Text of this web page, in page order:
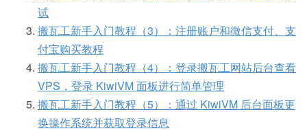
试
搬瓦工新手入门教程（3）：注册账户和微信支付、支
付宝购买教程
搬瓦工新手入门教程（4）：登录搬瓦工网站后台查看
VPS，登录 KiwiVM 面板进行简单管理
搬瓦工新手入门教程（5）：通过 KiwiVM 后台面板更
换操作系统并获取登录信息